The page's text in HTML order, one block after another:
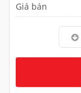
Giá bán